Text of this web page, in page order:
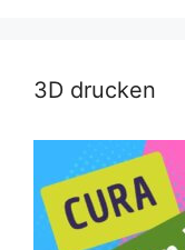
3D drucken